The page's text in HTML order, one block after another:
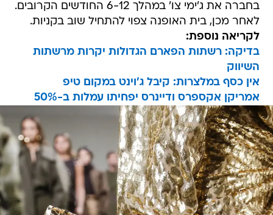
בחברה את ג'ימי צו' במהלך 6-12 החודשים הקרובים.
לאחר מכן, בית האופנה צפוי להתחיל שוב בקניות.
לקריאה נוספת:
בדיקה: רשתות הפארם הגדולות יקרות מרשתות
השיווק
אין כסף במלצרות: קיבל ג'וינט במקום טיפ
אמריקן אקספרס ודיינרס יפחיתו עמלות ב-50%